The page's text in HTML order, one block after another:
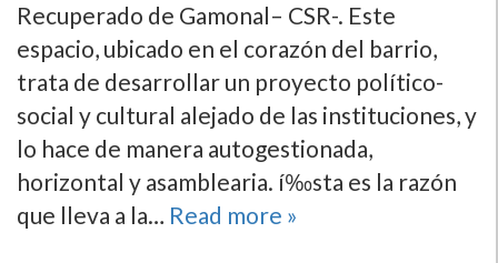
Recuperado de Gamonal– CSR-. Este
espacio, ubicado en el corazón del barrio,
trata de desarrollar un proyecto polí­tico-
social y cultural alejado de las instituciones, y
lo hace de manera autogestionada,
horizontal y asamblearia. í‰sta es la razón
que lleva a la… Read more »